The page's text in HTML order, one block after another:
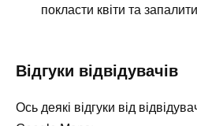
покласти квіти та
Відгуки відвідувачів
Ось деякі відгуки від